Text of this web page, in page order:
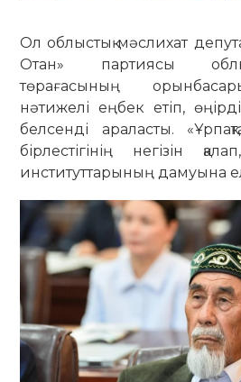
Ол облыстық мәслихат
Отан» партиясы
төрағасының
нәтижелі еңбек етіп,
белсенді араласты.
бірлестігінің негізін
институттарының дамуына